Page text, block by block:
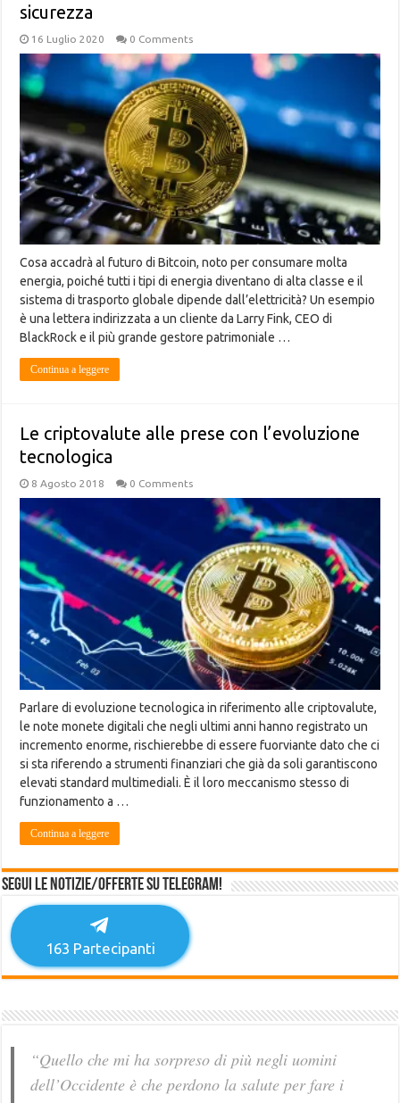
sicurezza
16 Luglio 2020 0 Comments
Cosa accadrà al futuro di Bitcoin, noto per consumare molta
energia, poiché tutti i tipi di energia diventano di alta classe e il
sistema di trasporto globale dipende dall’elettricità? Un esempio
è una lettera indirizzata a un cliente da Larry Fink, CEO di
BlackRock e il più grande gestore patrimoniale …
Continua a leggere
Le criptovalute alle prese con l’evoluzione
tecnologica
8 Agosto 2018 0 Comments
Parlare di evoluzione tecnologica in riferimento alle criptovalute,
le note monete digitali che negli ultimi anni hanno registrato un
incremento enorme, rischierebbe di essere fuorviante dato che ci
si sta riferendo a strumenti finanziari che già da soli garantiscono
elevati standard multimediali. È il loro meccanismo stesso di
funzionamento a …
Continua a leggere
Segui le notizie/offerte su Telegram!
163 Partecipanti
“Quello che mi ha sorpreso di più negli uomini
dell’Occidente è che perdono la salute per fare i